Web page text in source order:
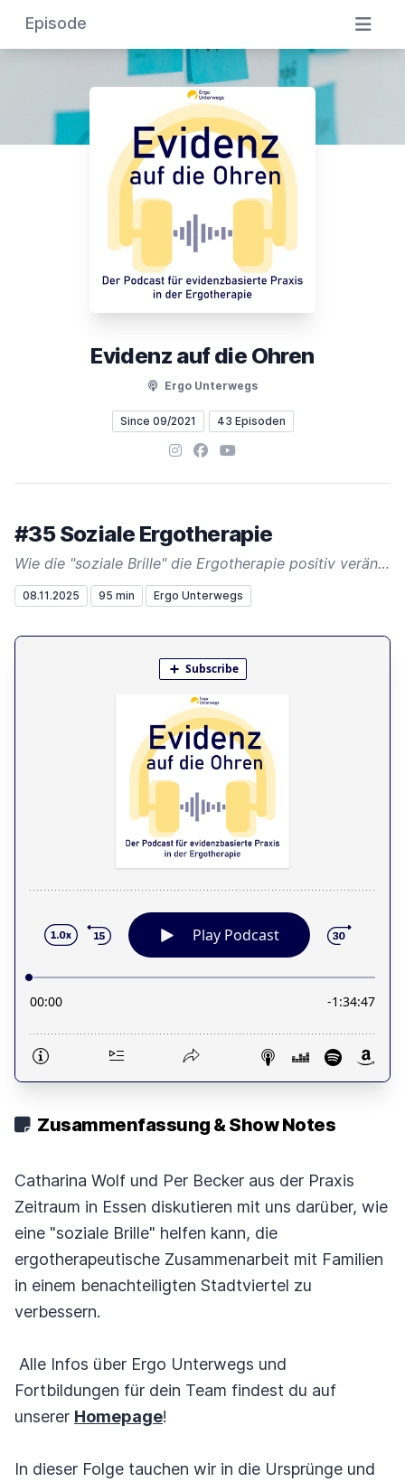
Episode
Evidenz auf die Ohren
Ergo Unterwegs
Since 09/2021 43 Episoden
Instagram
Facebook
YouTube
#35 Soziale Ergotherapie
Wie die "soziale Brille" die Ergotherapie positiv verändern kann
08.11.2025 95 min Ergo Unterwegs
Zusammenfassung & Show Notes
Catharina Wolf und Per Becker aus der Praxis
Zeitraum in Essen diskutieren mit uns darüber, wie
eine "soziale Brille" helfen kann, die
ergotherapeutische Zusammenarbeit mit Familien
in einem benachteiligten Stadtviertel zu
verbessern.
Alle Infos über Ergo Unterwegs und
Fortbildungen für dein Team findest du auf
unserer Homepage!
In dieser Folge tauchen wir in die Ursprünge und